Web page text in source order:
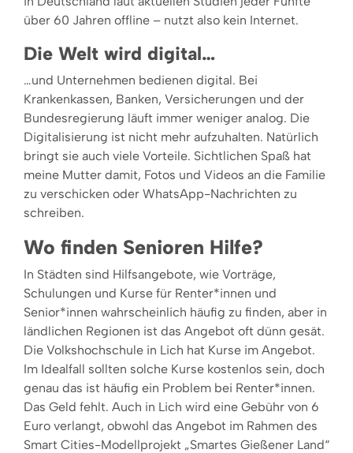
über 60 Jahren offline – nutzt also kein Internet.
Die Welt wird digital…
…und Unternehmen bedienen digital. Bei
Krankenkassen, Banken, Versicherungen und der
Bundesregierung läuft immer weniger analog. Die
Digitalisierung ist nicht mehr aufzuhalten. Natürlich
bringt sie auch viele Vorteile. Sichtlichen Spaß hat
meine Mutter damit, Fotos und Videos an die Familie
zu verschicken oder WhatsApp-Nachrichten zu
schreiben.
Wo finden Senioren Hilfe?
In Städten sind Hilfsangebote, wie Vorträge,
Schulungen und Kurse für Renter*innen und
Senior*innen wahrscheinlich häufig zu finden, aber in
ländlichen Regionen ist das Angebot oft dünn gesät.
Die Volkshochschule in Lich hat Kurse im Angebot.
Im Idealfall sollten solche Kurse kostenlos sein, doch
genau das ist häufig ein Problem bei Renter*innen.
Das Geld fehlt. Auch in Lich wird eine Gebühr von 6
Euro verlangt, obwohl das Angebot im Rahmen des
Smart Cities-Modellprojekt „Smartes Gießener Land“